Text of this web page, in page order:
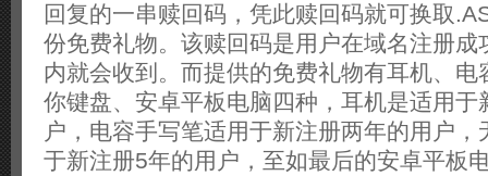
回复的一串赎回码，凭此赎回码就可换取
份免费礼物。该赎回码是用户在域名注册成
内就会收到。而提供的免费礼物有耳机、电
你键盘、安卓平板电脑四种，耳机是适用于
户，电容手写笔适用于新注册两年的用户，
于新注册5年的用户，至如最后的安卓平板